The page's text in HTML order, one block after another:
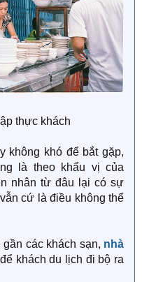
thực khách
không khó để bắt gặp,
là theo khẩu vị của
nhân từ đâu lại có sự
cứ là điều không thể
các khách sạn, nhà
khách du lịch đi bộ ra